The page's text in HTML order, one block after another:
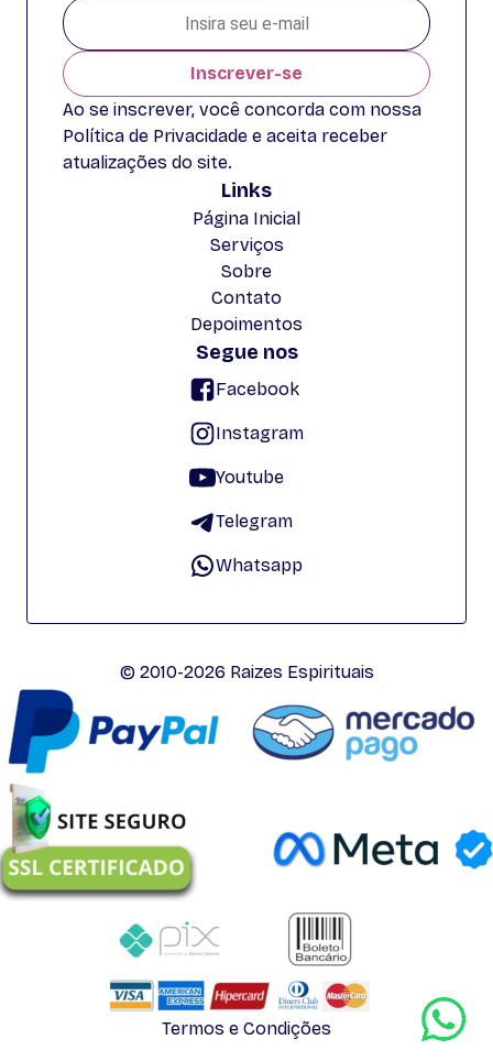
Inscrever-se
Ao se inscrever, você concorda com nossa
Política de Privacidade e aceita receber
atualizações do site.
Links
Página Inicial
Serviços
Sobre
Contato
Depoimentos
Segue nos
Facebook
Instagram
Youtube
Telegram
Whatsapp
© 2010-2026 Raizes Espirituais
Termos e Condições